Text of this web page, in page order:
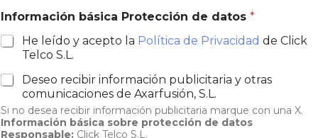
o
r
r
o
f
n
c
Información básica Protección de datos *
He leído y acepto la Política de Privacidad de Click
Telco S.L.
Deseo recibir información publicitaria y otras
comunicaciones de Axarfusión, S.L.
Si no desea recibir información publicitaria marque con una X.
Información básica sobre protección de datos
Responsable: Click Telco S.L.